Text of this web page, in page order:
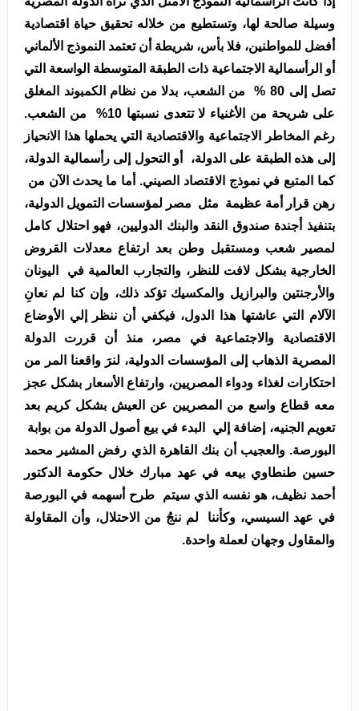
وسيلة صالحة لها، وتستطيع من خلاله تحقيق حياة اقتصادية
أفضل للمواطنين، فلا بأس، شريطة أن تعتمد النموذج الألماني
أو الرأسمالية الاجتماعية ذات الطبقة المتوسطة الواسعة التي
تصل إلى 80 % من الشعب، بدلا من نظام الكمبوند المغلق
على شريحة من الأغنياء لا تتعدى نسبتها 10% من الشعب.
رغم المخاطر الاجتماعية والاقتصادية التي يحملها هذا الانحياز
إلى هذه الطبقة على الدولة، أو التحول إلى رأسمالية الدولة،
كما المتبع في نموذج الاقتصاد الصيني. أما ما يحدث الآن من
رهن قرار أمة عظيمة مثل مصر لمؤسسات التمويل الدولية،
بتنفيذ أجندة صندوق النقد والبنك الدوليين، فهو احتلال كامل
لمصير شعب ومستقبل وطن بعد ارتفاع معدلات القروض
الخارجية بشكل لافت للنظر، والتجارب العالمية في اليونان
والأرجنتين والبرازيل والمكسيك تؤكد ذلك، وإن كنا لم نعانِ
الآلام التي عاشتها هذا الدول، فيكفي أن ننظر إلي الأوضاع
الاقتصادية والاجتماعية في مصر، منذ أن قررت الدولة
المصرية الذهاب إلى المؤسسات الدولية، لنرَ واقعنا المر من
احتكارات لغذاء ودواء المصريين، وارتفاع الأسعار بشكل عجز
معه قطاع واسع من المصريين عن العيش بشكل كريم بعد
تعويم الجنيه، إضافة إلي البدء في بيع أصول الدولة من بوابة
البورصة. والعجيب أن بنك القاهرة الذي رفض المشير محمد
حسين طنطاوي بيعه في عهد مبارك خلال حكومة الدكتور
أحمد نظيف، هو نفسه الذي سيتم طرح أسهمه في البورصة
في عهد السيسي، وكأننا لم ننجُ من الاحتلال، وأن المقاولة
والمقاول وجهان لعملة واحدة.